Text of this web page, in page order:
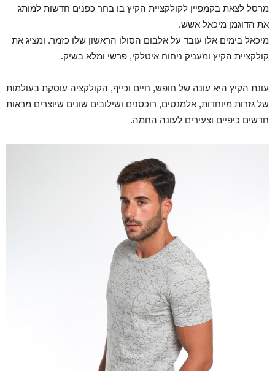
מרסל לצאת בקמפיין לקולקציית הקיץ בו בחר כפנים חדשות למותג
את הדוגמן מיכאל אשש.
מיכאל בימים אלו עובד על אלבום הסולו הראשון שלו כזמר. ומציג את
קולקציית הקיץ ומעניק ניחוח איטלקי, פרשי ומלא בשיק.
עונת הקיץ היא עונה של חופש, חיים וכייף, הקולקציה עוסקת בעולמות
של גזרות מיוחדות, אלמנטים, רוכסנים ושילובים שונים שיוצרים מראות
חדשים כיפיים וצעירים לעונה החמה.